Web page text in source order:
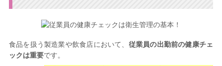
食品を扱う製造業や飲食店において、 従業員の出勤前の健康チェ
ックは重要です。